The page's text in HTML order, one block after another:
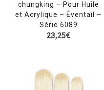
chungking – Pour Huile
et Acrylique – Éventail –
Série 6089
23,25€